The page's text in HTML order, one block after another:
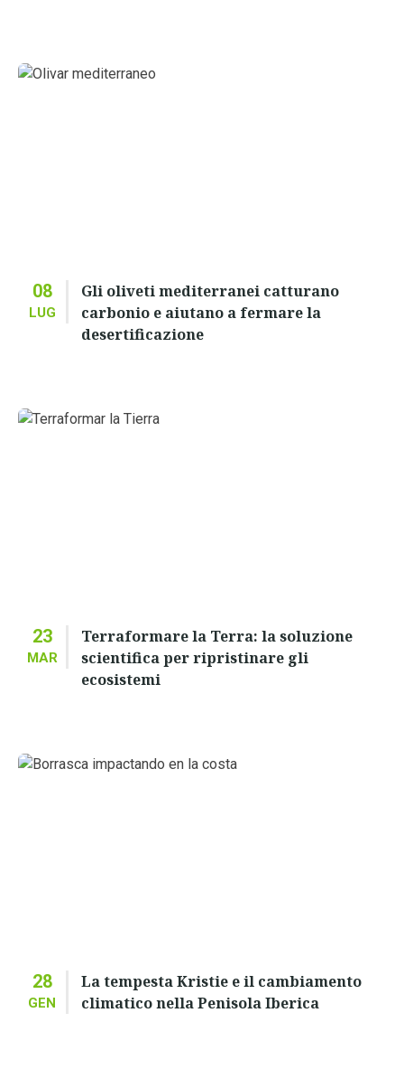
08
LUG
Gli oliveti mediterranei catturano
carbonio e aiutano a fermare la
desertificazione
23
MAR
Terraformare la Terra: la soluzione
scientifica per ripristinare gli
ecosistemi
28
GEN
La tempesta Kristie e il cambiamento
climatico nella Penisola Iberica